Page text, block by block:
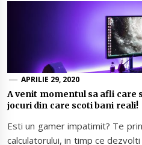
APRILIE 29, 2020
A venit momentul sa afli care
jocuri din care scoti bani reali!
Esti un gamer impatimit? Te
calculatorului, in timp ce dezvolti